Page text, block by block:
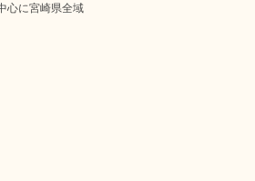
心に宮崎県全域